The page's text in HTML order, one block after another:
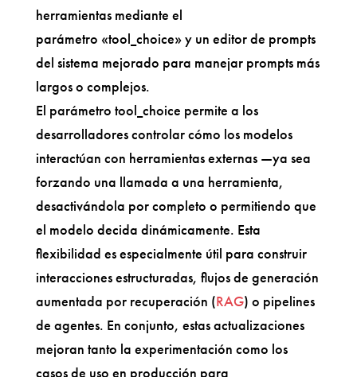
herramientas mediante el
parámetro «tool_choice» y un editor de prompts
del sistema mejorado para manejar prompts más
largos o complejos.
El parámetro tool_choice permite a los
desarrolladores controlar cómo los modelos
interactúan con herramientas externas —ya sea
forzando una llamada a una herramienta,
desactivándola por completo o permitiendo que
el modelo decida dinámicamente. Esta
flexibilidad es especialmente útil para construir
interacciones estructuradas, flujos de generación
aumentada por recuperación (RAG) o pipelines
de agentes. En conjunto, estas actualizaciones
mejoran tanto la experimentación como los
casos de uso en producción para